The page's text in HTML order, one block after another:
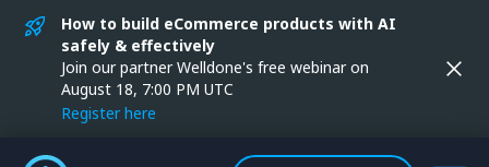
How to build eCommerce products with AI
safely & effectively
Join our partner Welldone's free webinar on
August 18, 7:00 PM UTC
Register here